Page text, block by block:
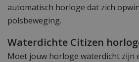
automatisch horloge dat zich
polsbeweging.
Waterdichte Citizen
Moet jouw horloge waterdicht zijn